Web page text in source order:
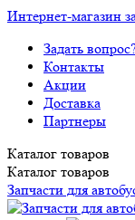
Интернет-магазин
Задать
Контакты
Акции
Доставка
Партнеры
Каталог товаров
Каталог товаров
Запчасти для